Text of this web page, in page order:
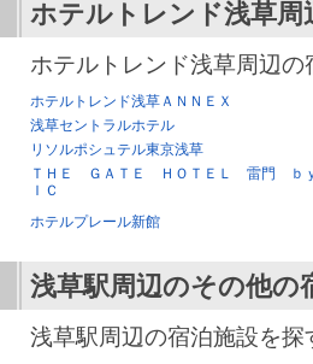
ホテルトレンド浅草周
ホテルトレンド浅草周辺
ホテルトレンド浅草ＡＮＮＥＸ
浅草セントラルホテル
リソルポシュテル東京浅草
ＴＨＥ ＧＡＴＥ ＨＯＴＥＬ 雷門 ｂ
ＩＣ
ホテルプレール新館
浅草駅周辺のその他の
浅草駅周辺の宿泊施設を探